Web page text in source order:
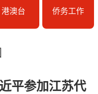
港澳台 侨务工作
平参加江苏代